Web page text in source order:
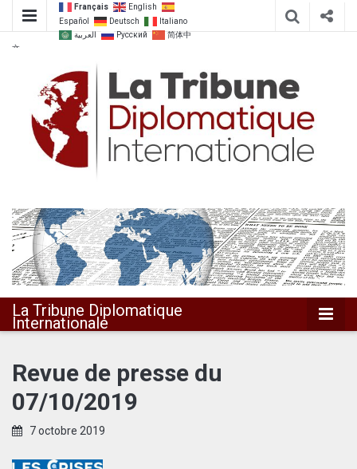
Français
English
Español
Deutsch
Italiano
العربية
Русский
简体中
文
La Tribune
Diplomatique
Internationale
La Tribune Diplomatique
Internationale
Revue de presse du
07/10/2019
7 octobre 2019